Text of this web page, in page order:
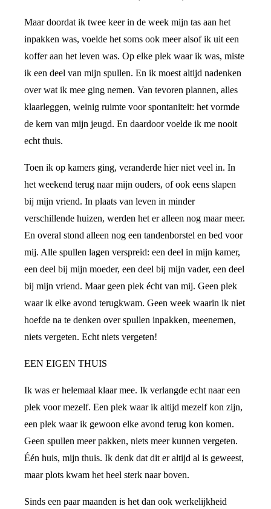
Maar doordat ik twee keer in de week mijn tas aan het
inpakken was, voelde het soms ook meer alsof ik uit een
koffer aan het leven was. Op elke plek waar ik was, miste
ik een deel van mijn spullen. En ik moest altijd nadenken
over wat ik mee ging nemen. Van tevoren plannen, alles
klaarleggen, weinig ruimte voor spontaniteit: het vormde
de kern van mijn jeugd. En daardoor voelde ik me nooit
echt thuis.
Toen ik op kamers ging, veranderde hier niet veel in. In
het weekend terug naar mijn ouders, of ook eens slapen
bij mijn vriend. In plaats van leven in minder
verschillende huizen, werden het er alleen nog maar meer.
En overal stond alleen nog een tandenborstel en bed voor
mij. Alle spullen lagen verspreid: een deel in mijn kamer,
een deel bij mijn moeder, een deel bij mijn vader, een deel
bij mijn vriend. Maar geen plek écht van mij. Geen plek
waar ik elke avond terugkwam. Geen week waarin ik niet
hoefde na te denken over spullen inpakken, meenemen,
niets vergeten. Echt niets vergeten!
EEN EIGEN THUIS
Ik was er helemaal klaar mee. Ik verlangde echt naar een
plek voor mezelf. Een plek waar ik altijd mezelf kon zijn,
een plek waar ik gewoon elke avond terug kon komen.
Geen spullen meer pakken, niets meer kunnen vergeten.
Één huis, mijn thuis. Ik denk dat dit er altijd al is geweest,
maar plots kwam het heel sterk naar boven.
Sinds een paar maanden is het dan ook werkelijkheid